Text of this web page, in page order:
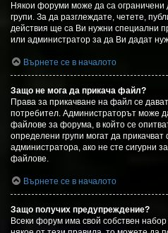
Някои форуми може да са
групи. За да разглеждате, четете,
действия ще са Ви нужни специални
или администратор за да Ви дадат
Върнете се в началото
Защо не мога да прикача файл?
Права за прикачване на файл се
потребител. Администраторът може
файлове за форума, в който се
определени групи могат да
администратора, ако не сте сигурни
файлове.
Върнете се в началото
Защо получих предупреждение?
Всеки форум има свой собствен